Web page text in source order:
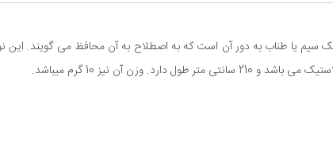
سیم یا طناب به دور آن است که به اصطلاح به آن محافظ می گویند. این